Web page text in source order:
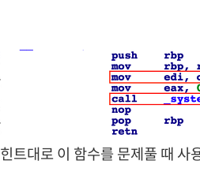
트대로 이 함수를 문제풀 때 사